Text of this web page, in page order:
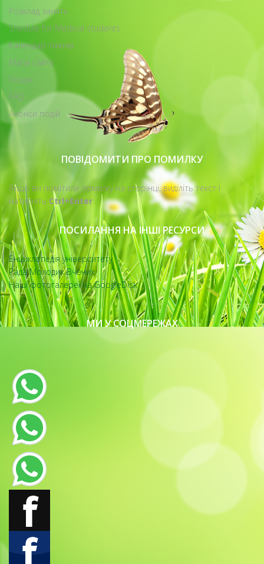
Розклад занять
Shedule for Medical students
Календар тижнів
Мапа сайту
Пошук
FAQ
Анонси подій
ПОВІДОМИТИ ПРО ПОМИЛКУ
Якщо ви помітили помилку на сторінці, виділіть текст і
натисніть Ctrl+Enter
ПОСИЛАННЯ НА ІНШІ РЕСУРСИ
Енциклопедія університету
Рада Молодих Вчених
Наші фотогалереї на GoogleDisk
МИ У СОЦМЕРЕЖАХ